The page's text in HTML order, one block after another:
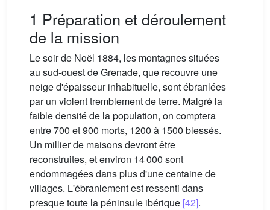
1 Préparation et déroulement
de la mission
Le soir de Noël 1884, les montagnes situées
au sud-ouest de Grenade, que recouvre une
neige d'épaisseur inhabituelle, sont ébranlées
par un violent tremblement de terre. Malgré la
faible densité de la population, on comptera
entre 700 et 900 morts, 1200 à 1500 blessés.
Un millier de maisons devront être
reconstruites, et environ 14 000 sont
endommagées dans plus d'une centaine de
villages. L'ébranlement est ressenti dans
presque toute la péninsule ibérique [42].